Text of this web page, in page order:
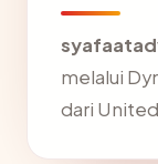
melalui
dari